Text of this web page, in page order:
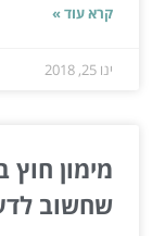
קרא עוד »
ינו 25, 2018
מימון
שחשוב